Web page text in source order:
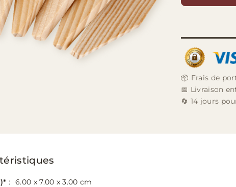
📦 Frais de
📅 Livraison
🔄 14 jours
: 6.00 x 7.00 x 3.00 cm